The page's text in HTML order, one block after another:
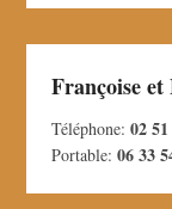
Françoise
Téléphone:02
Portable:06 33